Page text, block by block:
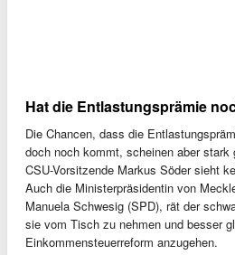
Hat die Entlastungsprämie
Die Chancen, dass die
doch noch kommt, scheinen aber stark
CSU-Vorsitzende Markus Söder sieht
Auch die Ministerpräsidentin von
Manuela Schwesig (SPD), rät der
sie vom Tisch zu nehmen und besser
Einkommensteuerreform anzugehen.